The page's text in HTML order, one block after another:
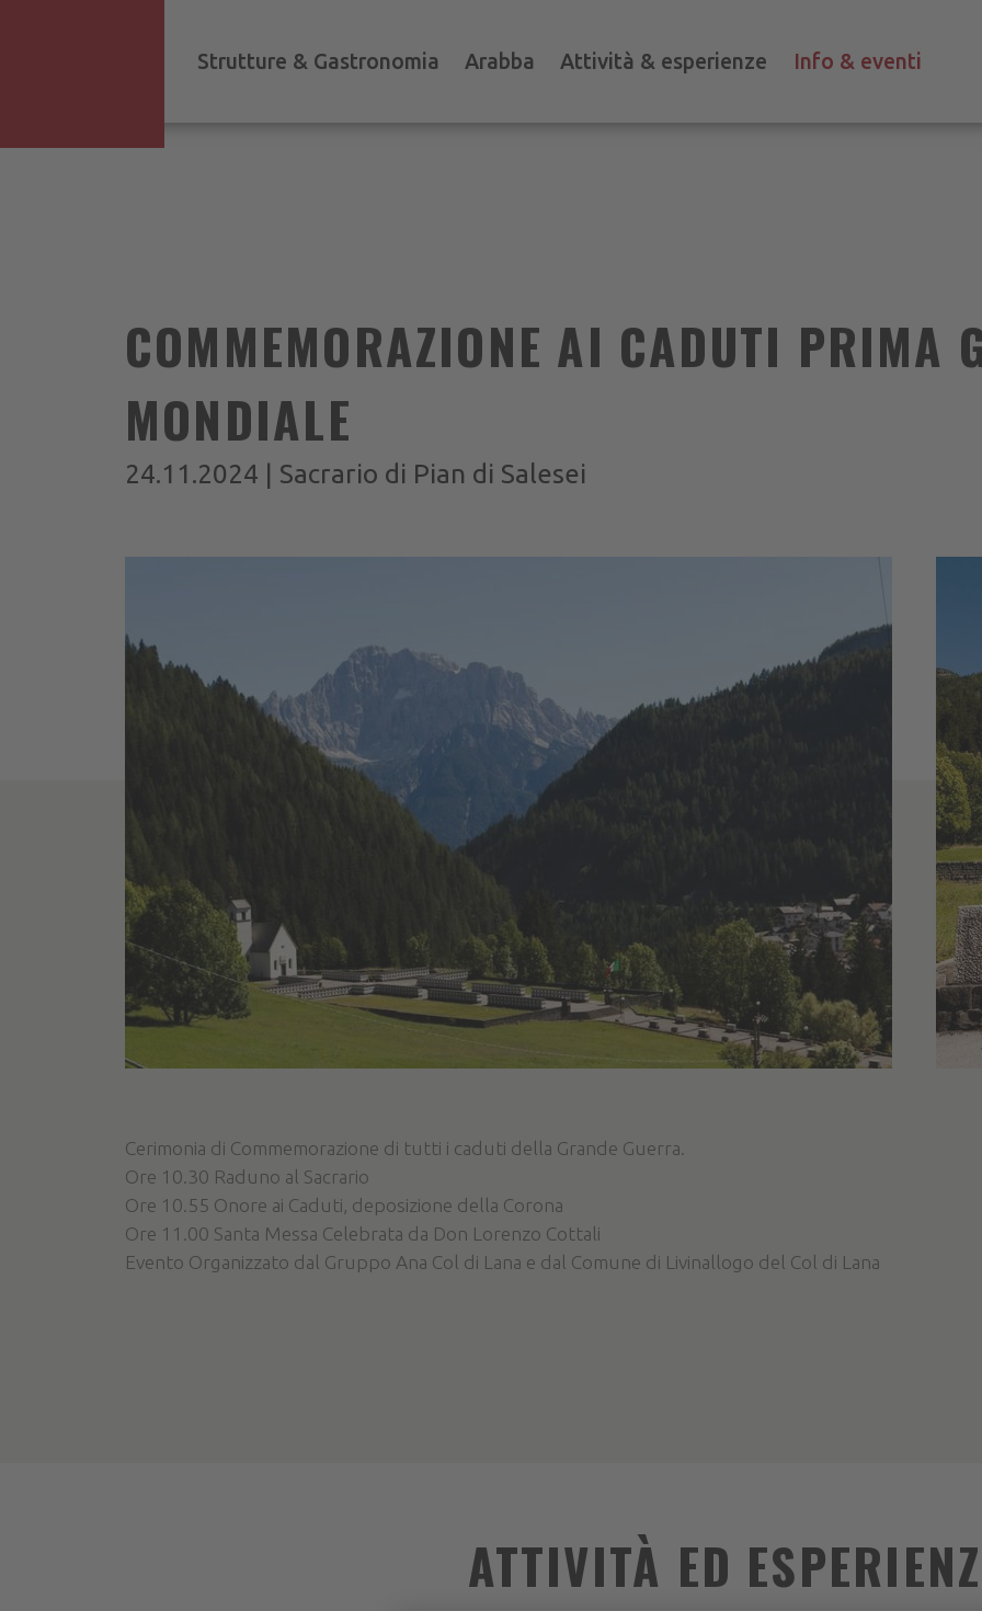
Strutture & Gastronomia Arabba Attività & esperienze Info & eventi
COMMEMORAZIONE AI CADUTI PRIMA
MONDIALE
24.11.2024 | Sacrario di Pian di Salesei
Cerimonia di Commemorazione di tutti i caduti della Grande Guerra.
Ore 10.30 Raduno al Sacrario
Ore 10.55 Onore ai Caduti, deposizione della Corona
Ore 11.00 Santa Messa Celebrata da Don Lorenzo Cottali
Evento Organizzato dal Gruppo Ana Col di Lana e dal Comune di Livinallogo del Col di Lana
ATTIVITÀ ED